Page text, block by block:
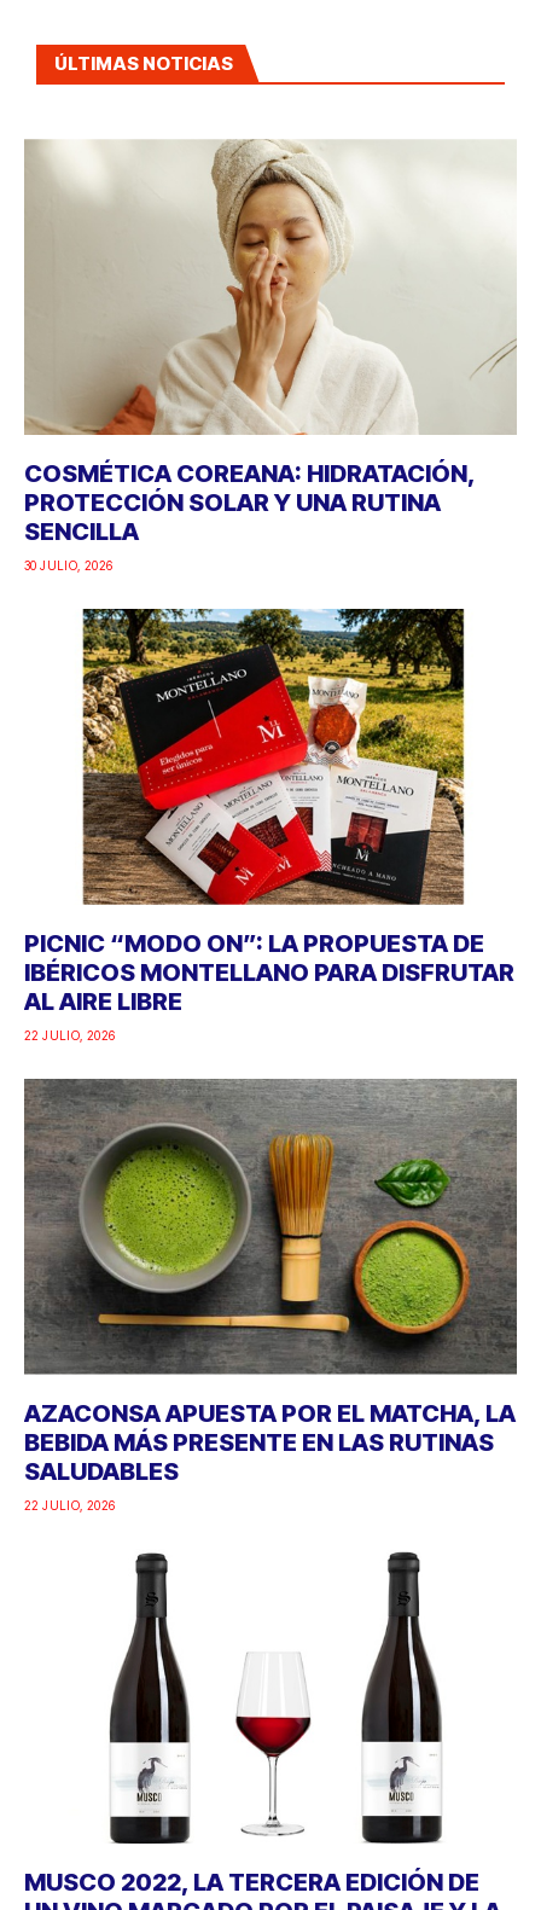
ÚLTIMAS NOTICIAS
COSMÉTICA COREANA: HIDRATACIÓN,
PROTECCIÓN SOLAR Y UNA RUTINA
SENCILLA
30 JULIO, 2026
PICNIC “MODO ON”: LA PROPUESTA DE
IBÉRICOS MONTELLANO PARA DISFRUTAR
AL AIRE LIBRE
22 JULIO, 2026
AZACONSA APUESTA POR EL MATCHA, LA
BEBIDA MÁS PRESENTE EN LAS RUTINAS
SALUDABLES
22 JULIO, 2026
MUSCO 2022, LA TERCERA EDICIÓN DE